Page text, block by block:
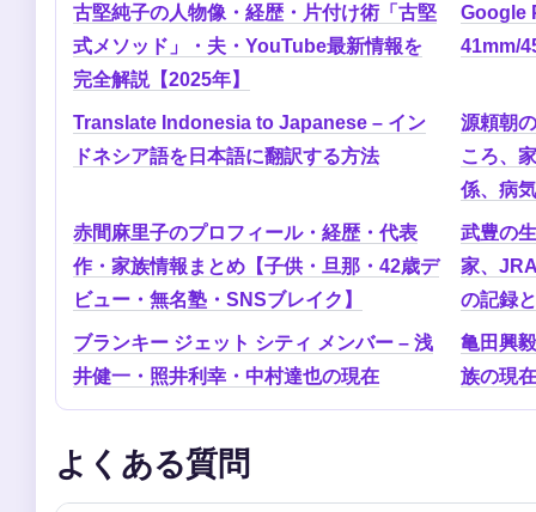
古堅純子の人物像・経歴・片付け術「古堅
式メソッド」・夫・YouTube最新情報を
完全解説【2025年】
Google
41mm/
Translate Indonesia to Japanese – イン
ドネシア語を日本語に翻訳する方法
源頼朝
ころ、
係、病
赤間麻里子のプロフィール・経歴・代表
作・家族情報まとめ【子供・旦那・42歳デ
ビュー・無名塾・SNSブレイク】
武豊の
家、
の記録
ブランキー ジェット シティ メンバー – 浅
井健一・照井利幸・中村達也の現在
亀田興
族の現
よくある質問